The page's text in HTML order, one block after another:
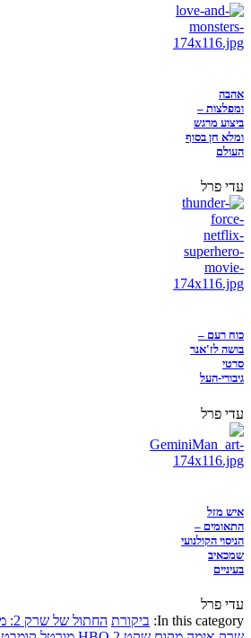
אהבה
ומפלצות –
ביצוע מרגש
ומלא חן בסוף
העולם
עדי פרל
כוח רעם –
בושה לז'אנר
סרטי
גיבורי-העל
עדי פרל
איש מזל
התאומים –
הניסוי הקולנועי
שמכאיב
בעיניים
עדי פרל
In this category: ביקורת החתול של שרק 2: משאלה אחת ודי